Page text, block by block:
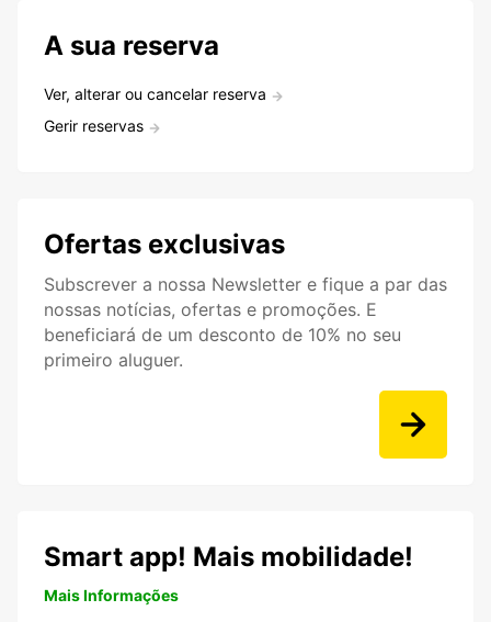
A sua reserva
Ver, alterar ou cancelar reserva
Gerir reservas
Ofertas exclusivas
Subscrever a nossa Newsletter e fique a par das
nossas notícias, ofertas e promoções. E
beneficiará de um desconto de 10% no seu
primeiro aluguer.
Smart app! Mais mobilidade!
Mais Informações